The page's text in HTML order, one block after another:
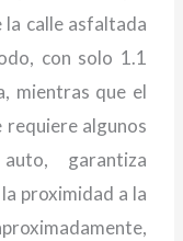
la calle asfaltada
con solo 1.1
mientras que el
requiere algunos
garantiza
proximidad a la